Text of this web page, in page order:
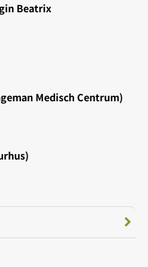
Beatrix
Medisch Centrum)